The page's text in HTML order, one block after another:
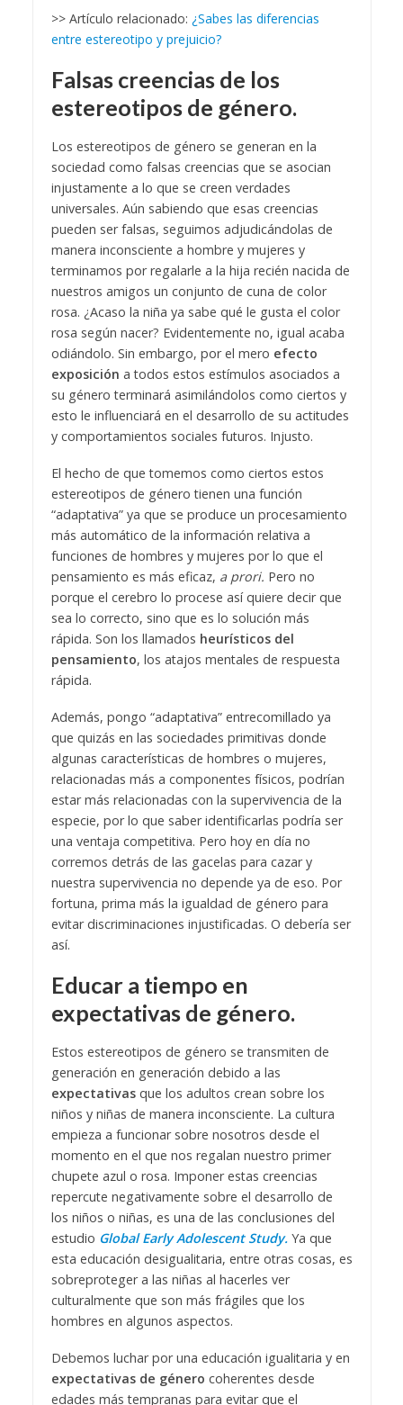
>> Artículo relacionado: ¿Sabes las diferencias
entre estereotipo y prejuicio?
Falsas creencias de los
estereotipos de género.
Los estereotipos de género se generan en la
sociedad como falsas creencias que se asocian
injustamente a lo que se creen verdades
universales. Aún sabiendo que esas creencias
pueden ser falsas, seguimos adjudicándolas de
manera inconsciente a hombre y mujeres y
terminamos por regalarle a la hija recién nacida de
nuestros amigos un conjunto de cuna de color
rosa. ¿Acaso la niña ya sabe qué le gusta el color
rosa según nacer? Evidentemente no, igual acaba
odiándolo. Sin embargo, por el mero efecto
exposición a todos estos estímulos asociados a
su género terminará asimilándolos como ciertos y
esto le influenciará en el desarrollo de su actitudes
y comportamientos sociales futuros. Injusto.
El hecho de que tomemos como ciertos estos
estereotipos de género tienen una función
“adaptativa” ya que se produce un procesamiento
más automático de la información relativa a
funciones de hombres y mujeres por lo que el
pensamiento es más eficaz, a prori. Pero no
porque el cerebro lo procese así quiere decir que
sea lo correcto, sino que es lo solución más
rápida. Son los llamados heurísticos del
pensamiento, los atajos mentales de respuesta
rápida.
Además, pongo “adaptativa” entrecomillado ya
que quizás en las sociedades primitivas donde
algunas características de hombres o mujeres,
relacionadas más a componentes físicos, podrían
estar más relacionadas con la supervivencia de la
especie, por lo que saber identificarlas podría ser
una ventaja competitiva. Pero hoy en día no
corremos detrás de las gacelas para cazar y
nuestra supervivencia no depende ya de eso. Por
fortuna, prima más la igualdad de género para
evitar discriminaciones injustificadas. O debería ser
así.
Educar a tiempo en
expectativas de género.
Estos estereotipos de género se transmiten de
generación en generación debido a las
expectativasque los adultos crean sobre los
niños y niñas de manera inconsciente. La cultura
empieza a funcionar sobre nosotros desde el
momento en el que nos regalan nuestro primer
chupete azul o rosa. Imponer estas creencias
repercute negativamente sobre el desarrollo de
los niños o niñas, es una de las conclusiones del
estudio Global Early Adolescent Study.Ya que
esta educación desigualitaria, entre otras cosas, es
sobreproteger a las niñas al hacerles ver
culturalmente que son más frágiles que los
hombres en algunos aspectos.
Debemos luchar por una educación igualitaria y en
expectativas de género coherentes desde
edades más tempranas para evitar que el